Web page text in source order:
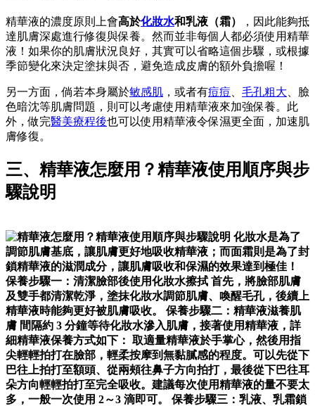
精華液的濃度原則上會高於化妝水和乳液（霜）
，因此能夠抵
達肌膚深處進行修復與保養。然而並非每個人都必須使用精華
液！如果你的肌膚狀況良好，其實可以省略這個步驟，或根據
季節變化來決定塗抹與否，避免造成皮膚的額外負擔喔！
另一方面，倘若本身屬於敏感肌 ，或者有痘痘 毛孔粗大 、臉
色暗沈等肌膚問題，則可以考慮使用精華液來加強保養。此
外，做完醫美療程後也可以使用精華液令保濕更全面，加速肌
膚修復。
三、精華液怎麼用？精華液使用順序與步
驟說明